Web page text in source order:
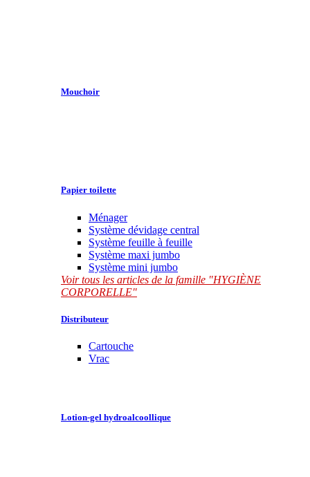
Mouchoir
Papier toilette
Ménager
Système dévidage central
Système feuille à feuille
Système maxi jumbo
Système mini jumbo
Voir tous les articles de la famille "HYGIÈNE
CORPORELLE"
Distributeur
Cartouche
Vrac
Lotion-gel hydroalcoollique